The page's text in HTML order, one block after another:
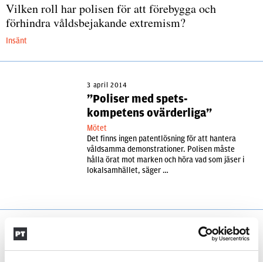
Vilken roll har polisen för att förebygga och
förhindra våldsbejakande extremism?
Insänt
3 april 2014
”Poliser med spets-
kompetens ovärderliga”
Mötet
Det finns ingen patentlösning för att hantera
våldsamma demonstrationer. Polisen måste
hålla örat mot marken och höra vad som jäser i
lokalsamhället, säger …